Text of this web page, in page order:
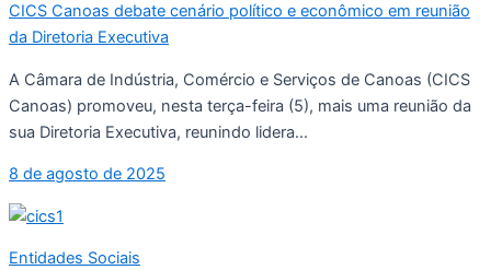
CICS Canoas debate cenário político e econômico em reunião
da Diretoria Executiva
A Câmara de Indústria, Comércio e Serviços de Canoas (CICS
Canoas) promoveu, nesta terça-feira (5), mais uma reunião da
sua Diretoria Executiva, reunindo lidera...
8 de agosto de 2025
Entidades Sociais